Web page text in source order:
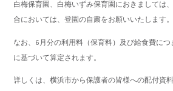
白梅保育園、白梅いずみ保育園におきましては
合においては、登園の自粛をお願いいたします。
なお、6月分の利用料（保育料）及び給食費に
に基づいて算定されます。
詳しくは、横浜市から保護者の皆様への配付資